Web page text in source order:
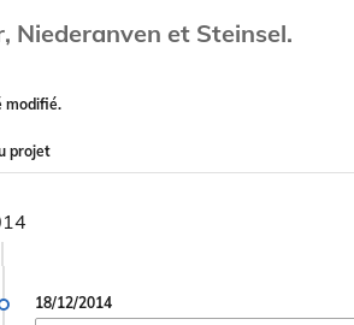
Niederanven et Steinsel.
modifié.
projet
18/12/2014